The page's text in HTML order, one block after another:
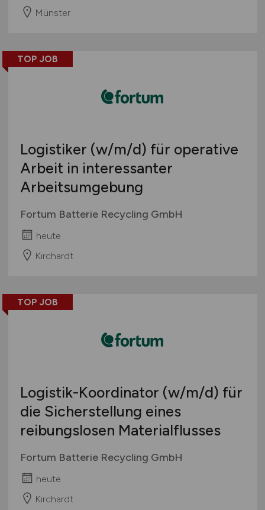
Münster
TOP JOB
Logistiker (w/m/d) für operative
Arbeit in interessanter
Arbeitsumgebung
Fortum Batterie Recycling GmbH
heute
Kirchardt
TOP JOB
Logistik-Koordinator (w/m/d) für
die Sicherstellung eines
reibungslosen Materialflusses
Fortum Batterie Recycling GmbH
heute
Kirchardt